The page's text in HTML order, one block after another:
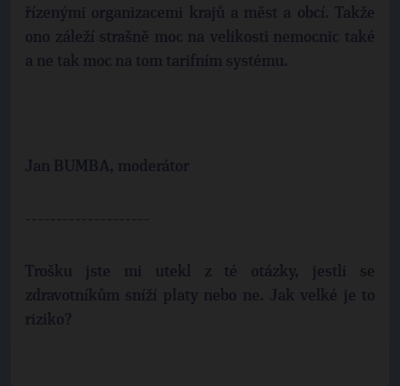
řízenými organizacemi krajů a měst a obcí. Takže
ono záleží strašně moc na velikosti nemocnic také
a ne tak moc na tom tarifním systému.
Jan BUMBA, moderátor
--------------------
Trošku jste mi utekl z té otázky, jestli se
zdravotníkům sníží platy nebo ne. Jak velké je to
riziko?